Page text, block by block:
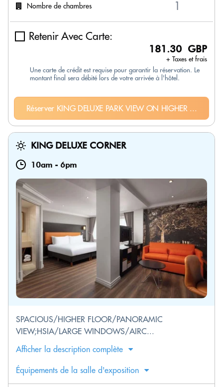
Nombre de chambres
Retenir Avec Carte:
181.30 GBP
+ Taxes et frais
Une carte de crédit est requise pour garantir la réservation. Le
montant final sera débité lors de votre arrivée à l'hôtel.
Réserver KING DELUXE PARK VIEW ON HIGHER ...
KING DELUXE CORNER
10am - 6pm
SPACIOUS/HIGHER FLOOR/PANORAMIC
VIEW;HSIA/LARGE WINDOWS/AIRC...
Afficher la description complète
Équipements de la salle d'exposition